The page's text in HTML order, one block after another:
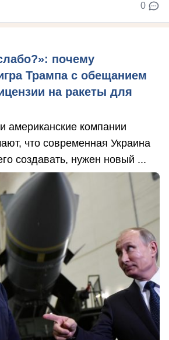
0
почему
Трампа с обещанием
на ракеты для
американские компании
что современная Украина
создавать, нужен новый ...